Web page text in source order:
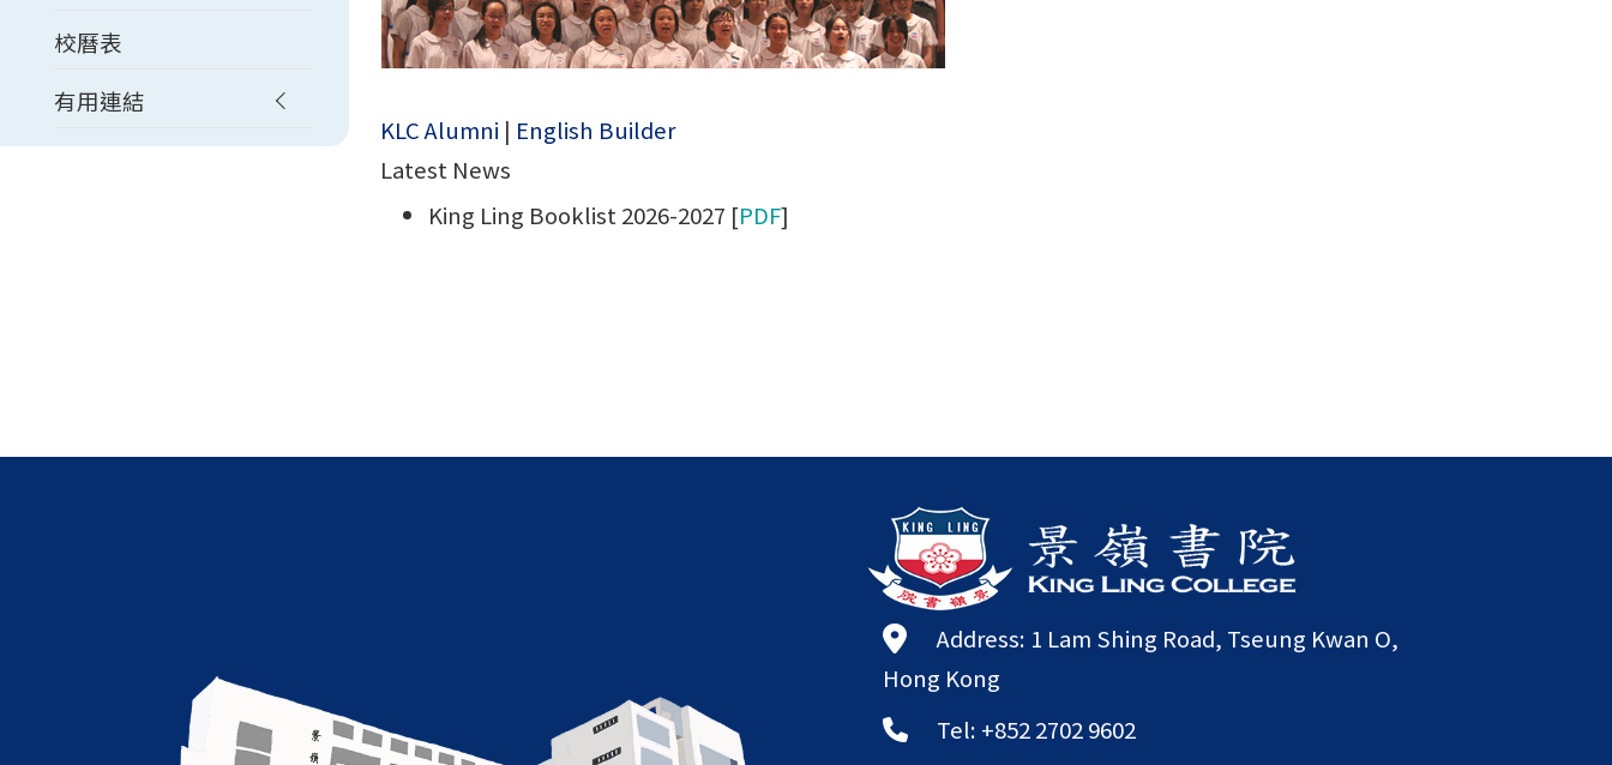
KLC Alumni | English Builder
Latest News
King Ling Booklist 2026-2027 [PDF]
校曆表
有用連結
Address: 1 Lam Shing Road, Tseung Kwan O,
Hong Kong
Tel: +852 2702 9602